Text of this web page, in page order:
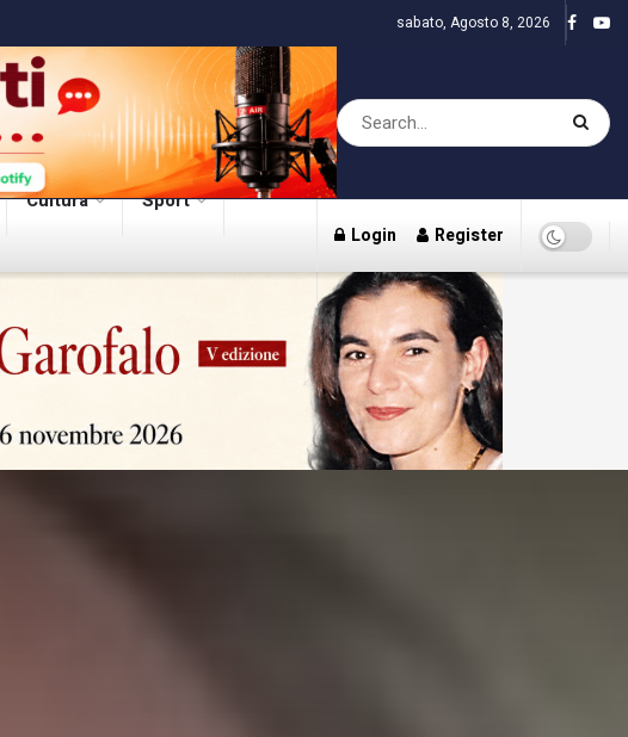
sabato, Agosto 8, 2026
Cultura Sport
Login Register